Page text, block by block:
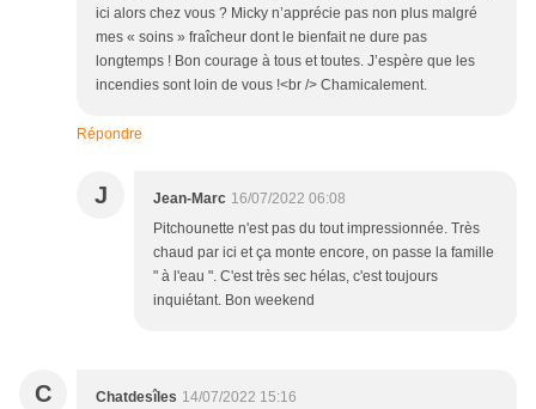
ici alors chez vous ? Micky n’apprécie pas non plus malgré
mes « soins » fraîcheur dont le bienfait ne dure pas
longtemps ! Bon courage à tous et toutes. J’espère que les
incendies sont loin de vous !<br /> Chamicalement.
Répondre
J Jean-Marc 16/07/2022 06:08
Pitchounette n'est pas du tout impressionnée. Très
chaud par ici et ça monte encore, on passe la famille
" à l'eau ". C'est très sec hélas, c'est toujours
inquiétant. Bon weekend
C Chatdesîles 14/07/2022 15:16